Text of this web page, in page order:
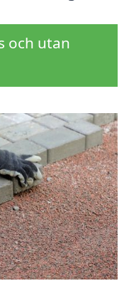
och utan